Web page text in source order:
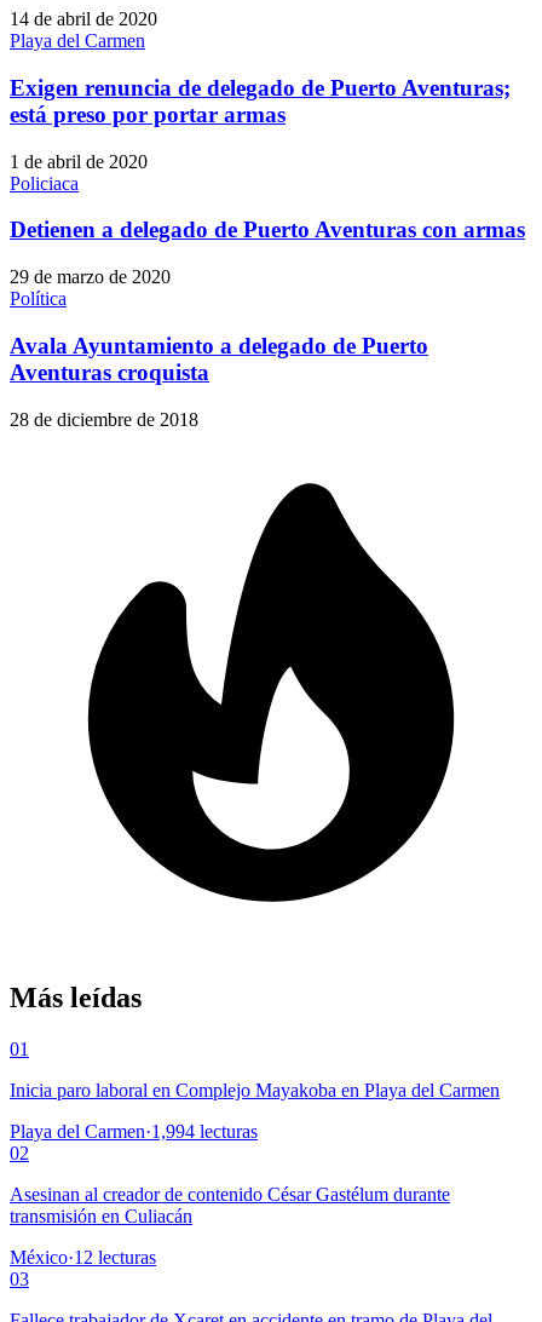
14 de abril de 2020
Playa del Carmen
Exigen renuncia de delegado de Puerto Aventuras;
está preso por portar armas
1 de abril de 2020
Policiaca
Detienen a delegado de Puerto Aventuras con armas
29 de marzo de 2020
Política
Avala Ayuntamiento a delegado de Puerto
Aventuras croquista
28 de diciembre de 2018
Más leídas
01
Inicia paro laboral en Complejo Mayakoba en Playa del Carmen
Playa del Carmen·1,994 lecturas
02
Asesinan al creador de contenido César Gastélum durante
transmisión en Culiacán
México·12 lecturas
03